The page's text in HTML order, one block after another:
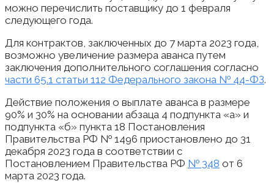
можно перечислить поставщику до 1 февраля
следующего года.
Для контрактов, заключенных до 7 марта 2023 года,
возможно увеличение размера аванса путем
заключения дополнительного соглашения согласно
части 65.1 статьи 112 Федерального закона № 44-ФЗ.
Действие положения о выплате аванса в размере
90% и 30% на основании абзаца 4 подпункта «а» и
подпункта «б» пункта 18 Постановления
Правительства РФ № 1496 приостановлено до 31
декабря 2023 года в соответствии с
Постановлением Правительства РФ № 348 от 6
марта 2023 года.